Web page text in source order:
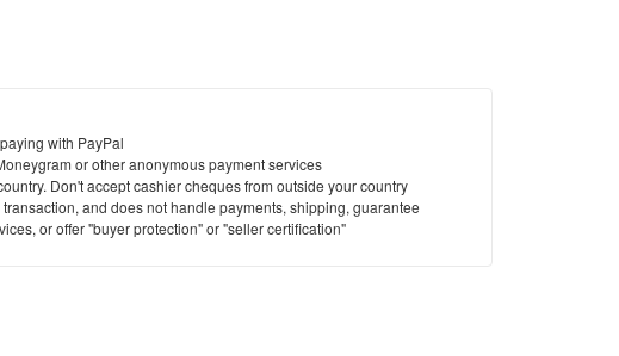
with PayPal
or other anonymous payment services
Don't accept cashier cheques from outside your country
and does not handle payments, shipping, guarantee
or offer "buyer protection" or "seller certification"